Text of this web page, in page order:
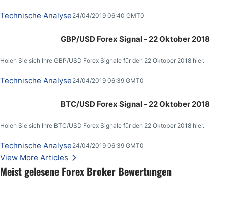
Meist gelesene Forex Broker Bewertungen
Technische Analyse 24/04/2019 06:40 GMT0
GBP/USD Forex Signal - 22 Oktober 2018
Holen Sie sich Ihre GBP/USD Forex Signale für den 22 Oktober 2018 hier.
Technische Analyse 24/04/2019 06:39 GMT0
BTC/USD Forex Signal - 22 Oktober 2018
Holen Sie sich Ihre BTC/USD Forex Signale für den 22 Oktober 2018 hier.
Technische Analyse 24/04/2019 06:39 GMT0
View More Articles